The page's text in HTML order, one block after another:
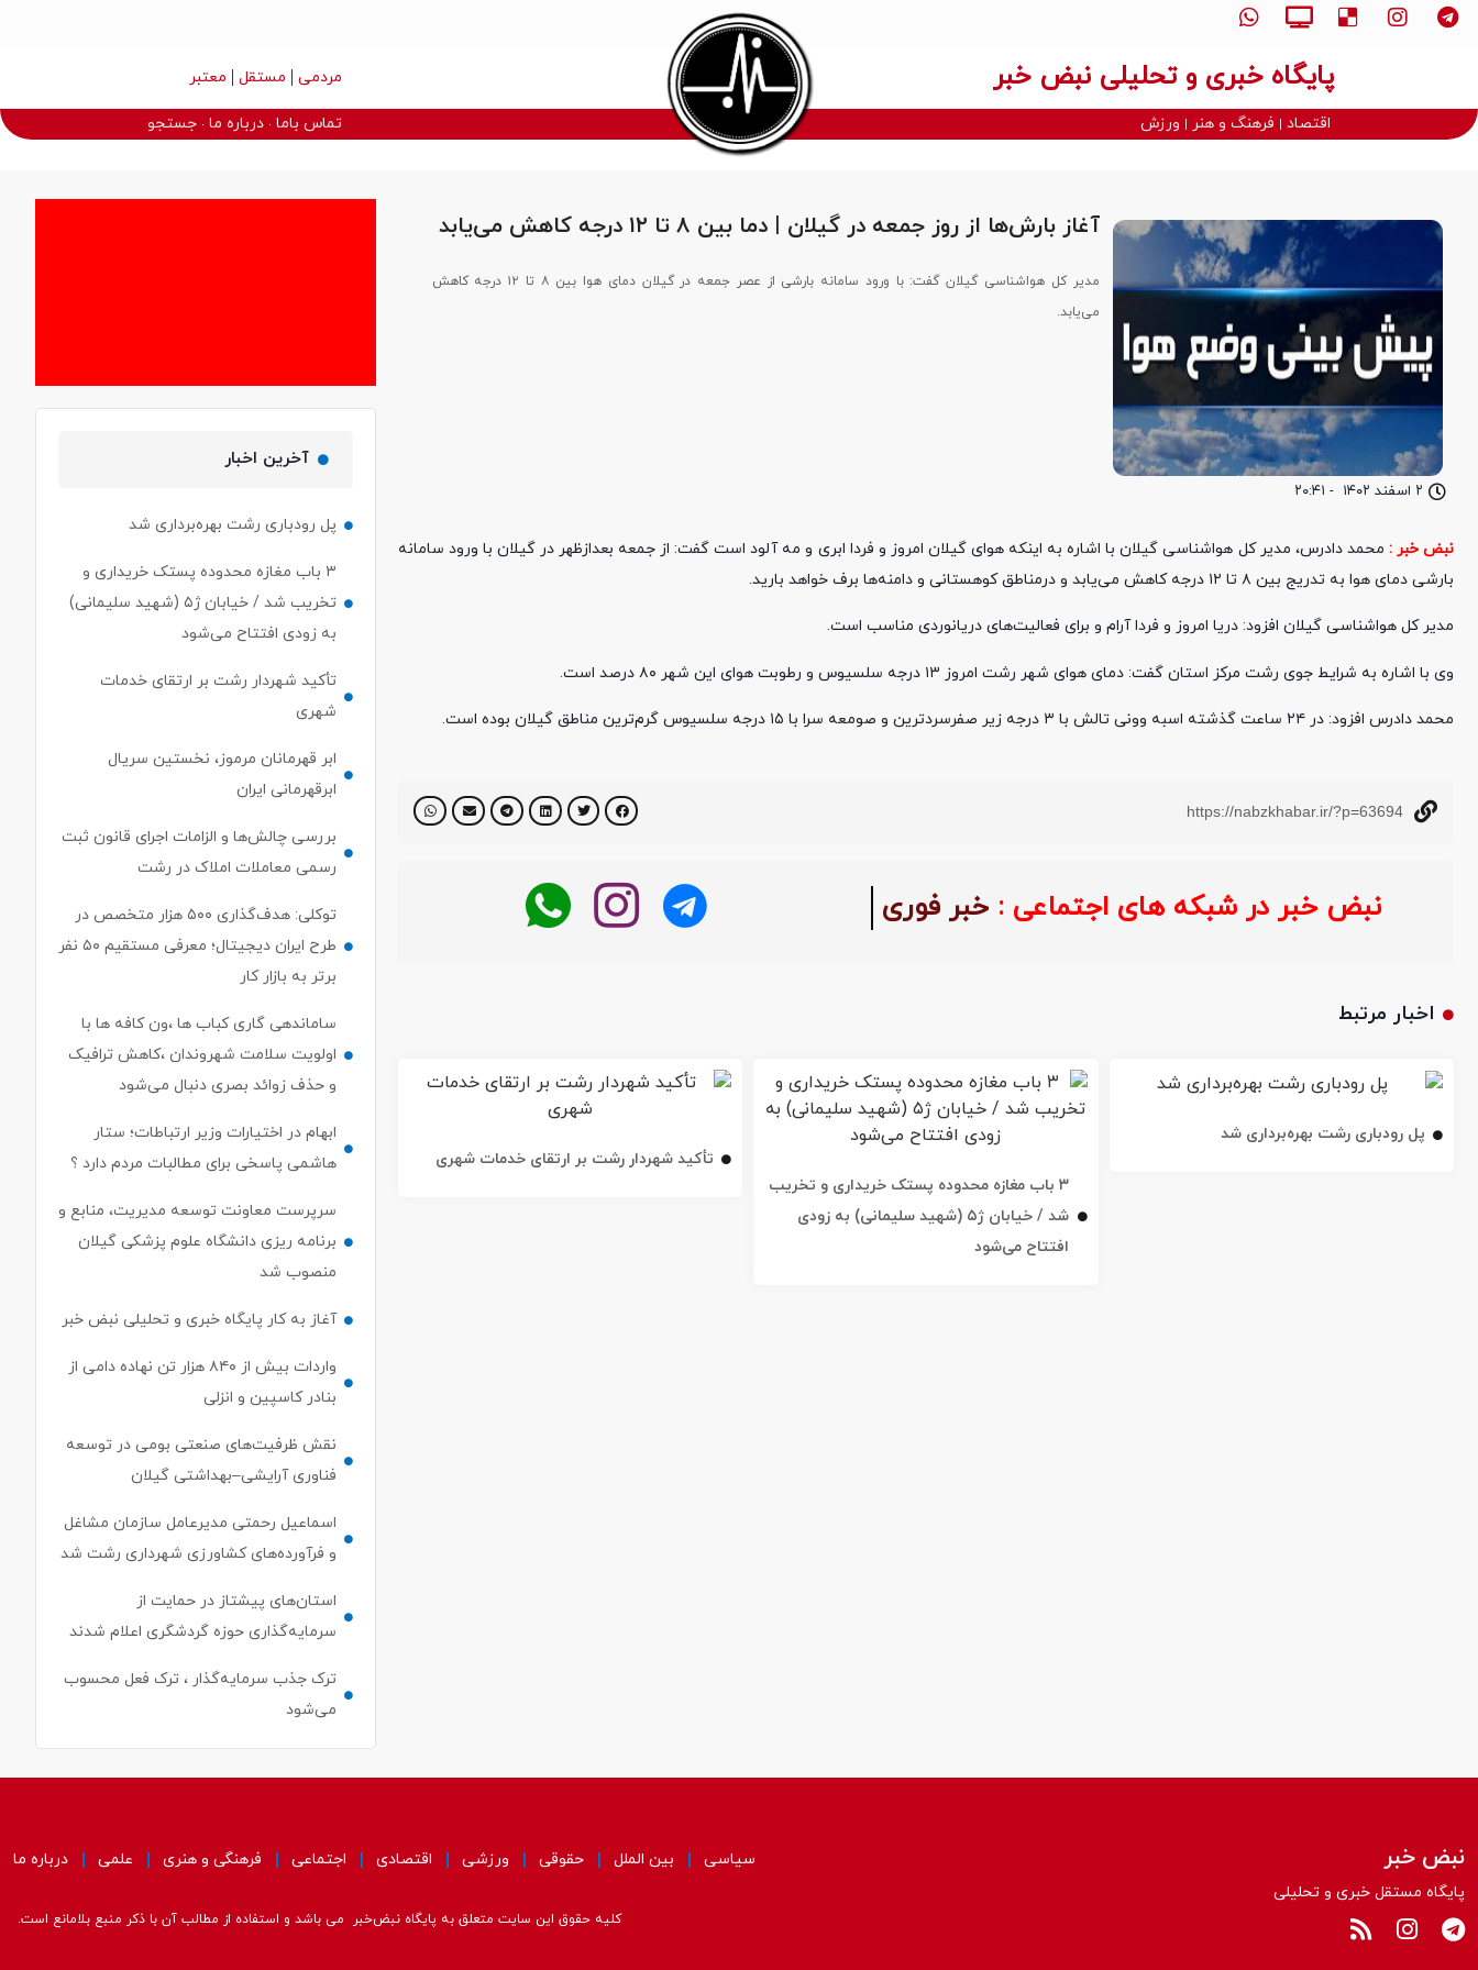
پایگاه خبری و تحلیلی نبض خبر مردمی مستقل معتبر
اقتصاد فرهنگ و هنر ورزش تماس باما درباره ما جستجو
۲ اسفند ۱۴۰۲ - ۲۰:۴۱
آغاز بارش‌ها از روز جمعه در گیلان | دما بین ۸ تا ۱۲ درجه کاهش می‌یابد
مدیر کل هواشناسی گیلان گفت: با ورود سامانه بارشی از عصر جمعه در گیلان دمای هوا بین ۸ تا ۱۲ درجه کاهش
می‌یابد.
نبض خبر : محمد دادرس، مدیر کل هواشناسی گیلان با اشاره به اینکه هوای گیلان امروز و فردا ابری و مه آلود است گفت: از جمعه بعدازظهر در گیلان با ورود سامانه
بارشی دمای هوا به تدریج بین ۸ تا ۱۲ درجه کاهش می‌یابد و درمناطق کوهستانی و دامنه‌ها برف خواهد بارید.
مدیر کل هواشناسی گیلان افزود: دریا امروز و فردا آرام و برای فعالیت‌های دریانوردی مناسب است.
وی با اشاره به شرایط جوی رشت مرکز استان گفت: دمای هوای شهر رشت امروز ۱۳ درجه سلسیوس و رطوبت هوای این شهر ۸۰ درصد است.
محمد دادرس افزود: در ۲۴ ساعت گذشته اسبه وونی تالش با ۳ درجه زیر صفرسردترین و صومعه سرا با ۱۵ درجه سلسیوس گرم‌ترین مناطق گیلان بوده است.
https://nabzkhabar.ir/?p=63694
نبض خبر در شبکه های اجتماعی : خبر فوری
اخبار مرتبط
پل رودباری رشت بهره‌برداری شد
۳ باب مغازه محدوده پستک خریداری و تخریب
شد / خیابان ژ۵ (شهید سلیمانی) به زودی
افتتاح می‌شود
تأکید شهردار رشت بر ارتقای خدمات شهری
آخرین اخبار
پل رودباری رشت بهره‌برداری شد
۳ باب مغازه محدوده پستک خریداری و
تخریب شد / خیابان ژ۵ (شهید سلیمانی)
به زودی افتتاح می‌شود
تأکید شهردار رشت بر ارتقای خدمات
شهری
ابر قهرمانان مرموز، نخستین سریال
ابرقهرمانی ایران
بررسی چالش‌ها و الزامات اجرای قانون ثبت
رسمی معاملات املاک در رشت
توکلی: هدف‌گذاری ۵۰۰ هزار متخصص در
طرح ایران دیجیتال؛ معرفی مستقیم ۵۰ نفر
برتر به بازار کار
ساماندهی گاری کباب ها ،ون کافه ها با
اولویت سلامت شهروندان ،کاهش ترافیک
و حذف زوائد بصری دنبال می‌شود
ابهام در اختیارات وزیر ارتباطات؛ ستار
هاشمی پاسخی برای مطالبات مردم دارد ؟
سرپرست معاونت توسعه مدیریت، منابع و
برنامه ریزی دانشگاه علوم پزشکی گیلان
منصوب شد
آغاز به کار پایگاه خبری و تحلیلی نبض خبر
واردات بیش از ۸۴۰ هزار تن نهاده دامی از
بنادر كاسپین و انزلی
نقش ظرفیت‌های صنعتی بومی در توسعه
فناوری آرایشی–بهداشتی گیلان
اسماعیل رحمتی مدیرعامل سازمان مشاغل
و فرآورده‌های کشاورزی شهرداری رشت شد
استان‌های پیشتاز در حمایت از
سرمایه‌گذاری حوزه گردشگری اعلام شدند
ترک جذب سرمایه‌گذار ، ترک فعل محسوب
می‌شود
نبض خبر
پایگاه مستقل خبری و تحلیلی
سیاسی بین الملل حقوقی ورزشی اقتصادی اجتماعی فرهنگی و هنری علمی درباره ما
کلیه حقوق این سایت متعلق به پایگاه نبض‌خبر می باشد و استفاده از مطالب آن با ذکر منبع بلامانع است.